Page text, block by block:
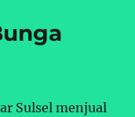
Sulsel menjual